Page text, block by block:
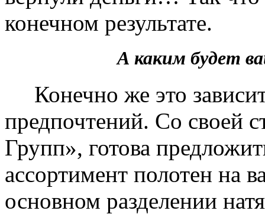
конечном результате.
А каким будет
Конечно же это
предпочтений. Со своей
Групп», готова
ассортимент полотен на
основном разделении